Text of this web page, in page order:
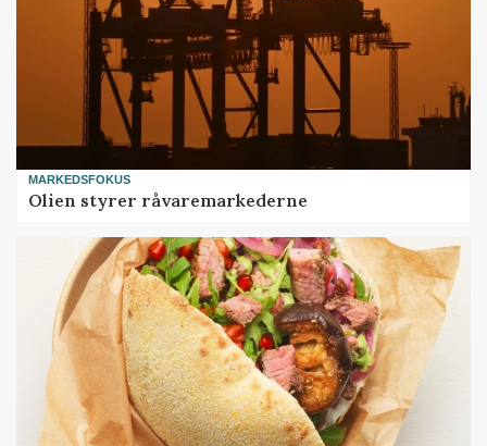
MARKEDSFOKUS
Olien styrer råvaremarkederne